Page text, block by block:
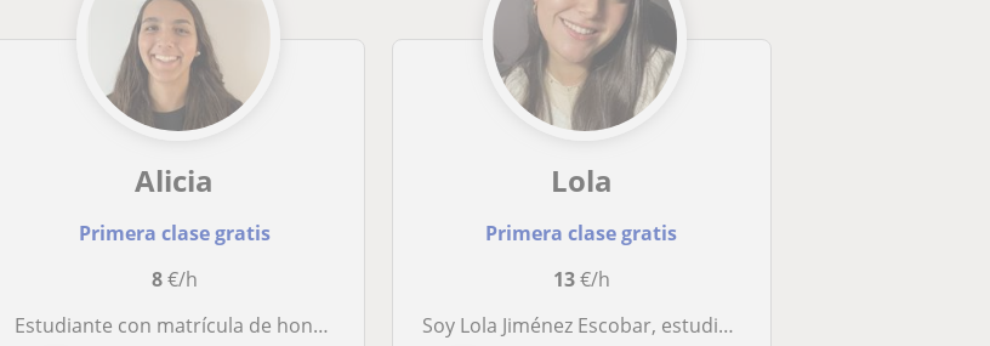
Alicia
Primera clase gratis
8€/h
Estudiante con matrícula de honor en la ESO y media de 10 en primero de bachillerato tecnológico.
Lola
Primera clase gratis
13€/h
Soy Lola Jiménez Escobar, estudiante de tercer año del grado en Farmacia en la Universidad de Sevilla.